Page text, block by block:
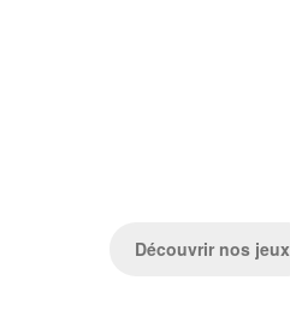
Découvrir nos jeux